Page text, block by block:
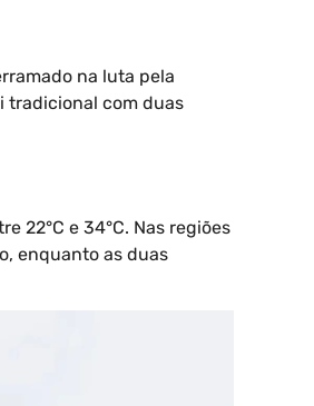
na luta pela
tradicional com duas
22°C e 34°C. Nas regiões
enquanto as duas